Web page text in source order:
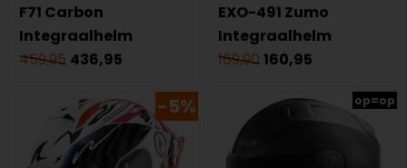
F71 Carbon
Integraalhelm
459,95 436,95
EXO-491 Zumo
Integraalhelm
169,90 160,95
-5% op=op